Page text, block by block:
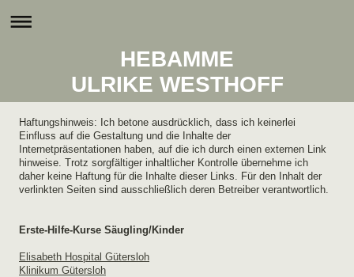
HEBAMME
ULRIKE WESTHOFF
Haftungshinweis: Ich betone ausdrücklich, dass ich keinerlei
Einfluss auf die Gestaltung und die Inhalte der
Internetpräsentationen haben, auf die ich durch einen externen Link
hinweise. Trotz sorgfältiger inhaltlicher Kontrolle übernehme ich
daher keine Haftung für die Inhalte dieser Links. Für den Inhalt der
verlinkten Seiten sind ausschließlich deren Betreiber verantwortlich.
Erste-Hilfe-Kurse Säugling/Kinder
Elisabeth Hospital Gütersloh
Klinikum Gütersloh